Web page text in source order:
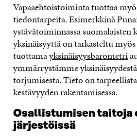
Vapaaehtoistoiminta tuottaa
tiedontarpeita. Esimerkkinä
ystävätoiminnassa suomalaisten
yksinäisyyttä on tarkasteltu
tuottamayksinäisyysbarometri
ymmärrystämme
torjumisesta. Tieto on
kestävyyden rakentamisessa.
Osallistumisen taitoja
järjestöissä